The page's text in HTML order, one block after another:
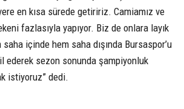
en kısa sürede getiririz. Camiamız ve
fazlasıyla yapıyor. Biz de onlara layık
içinde hem saha dışında Bursaspor’u
ederek sezon sonunda şampiyonluk
istiyoruz” dedi.